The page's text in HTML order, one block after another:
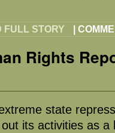
FULL STORY
Rights
state
its activities as a